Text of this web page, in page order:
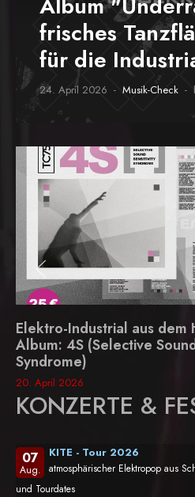
frisches
für die
24. April 2026 Musik-Check
Elektro-Industrial aus dem
Album: 4S (Selective
Syndrome)
20. April 2026
KONZERTE &
07
Aug.
KITE - Tour 2026
atmosphärischer Elektropop aus
und Tourdates